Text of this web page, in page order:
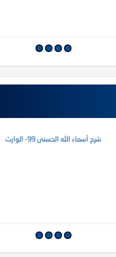
شرح أسماء الله الحسنى 99- الوارث